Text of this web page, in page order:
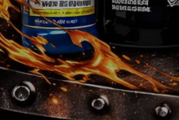
Jedes Logo ist Eigentum des jeweiligen Inhabers.